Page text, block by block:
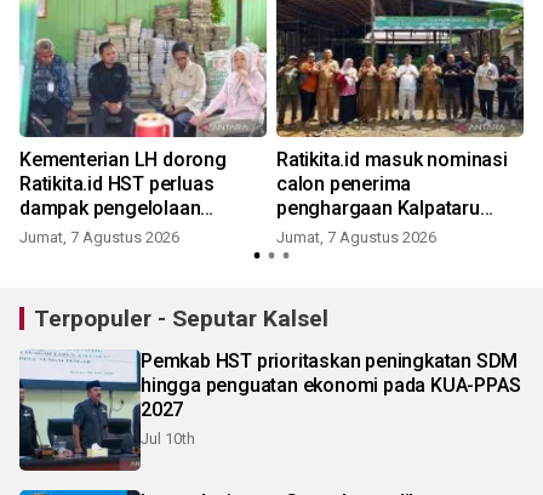
Kementerian LH dorong
Ratikita.id HST perluas
dampak pengelolaan
sampah
Jumat, 7 Agustus 2026
Ratikita.id masuk nominasi
calon penerima
penghargaan Kalpataru
Kementerian LH 2026
Jumat, 7 Agustus 2026
Terpopuler - Seputar Kalsel
Pemkab HST prioritaskan peningkatan SDM
hingga penguatan ekonomi pada KUA-PPAS
2027
Jul 10th